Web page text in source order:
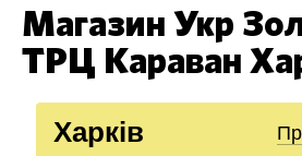
Магазин Укр
ТРЦ Караван
Харків
Вінниця
Замовити